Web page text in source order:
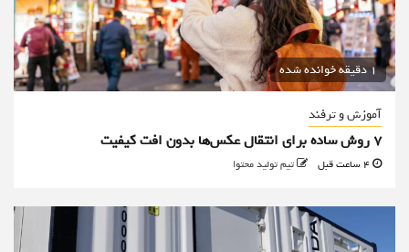
1 دقیقه خوانده شده
آموزش و ترفند
۷ روش ساده برای انتقال عکس‌ها بدون افت کیفیت
تیم تولید محتوا